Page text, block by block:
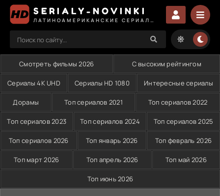
SERIALY-NOVINKI
Смотреть фильмы 2026 С высоким рейтингом
Сериалы 4K UHD Сериалы HD 1080 Интересные сериалы
Дорамы Топ сериалов 2021 Топ сериалов 2022
Топ сериалов 2023 Топ сериалов 2024 Топ сериалов 2025
Топ сериалов 2026 Топ январь 2026 Топ февраль 2026
Топ март 2026 Топ апрель 2026 Топ май 2026
Топ июнь 2026